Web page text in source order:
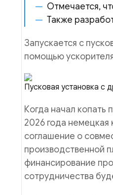
Отмечается,
Также
Запускается с
помощью
Пусковая установка с
Когда начал копать
2026 года
соглашение о
производственной
финансирование
сотрудничества